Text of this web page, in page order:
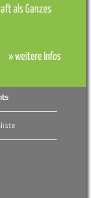
als Ganzes
» weitere Infos